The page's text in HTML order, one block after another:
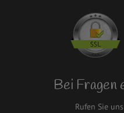
Bei Fragen
Rufen Sie